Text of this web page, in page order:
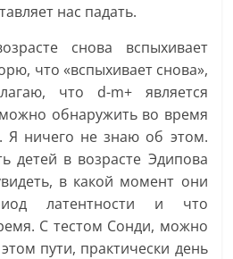
нас падать.
снова вспыхивает
что «вспыхивает снова»,
что d-m+ является
обнаружить во время
Я ничего не знаю об этом.
детей в возрасте Эдипова
в какой момент они
латентности и что
С тестом Сонди, можно
пути, практически день